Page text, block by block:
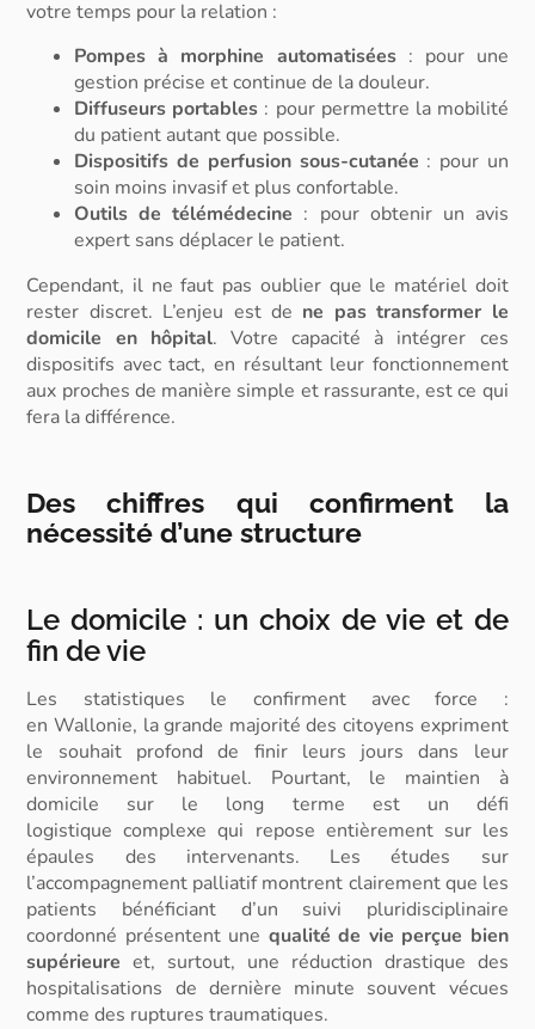
votre temps pour la relation :
Pompes à morphine automatisées: pour une
gestion précise et continue de la douleur.
Diffuseurs portables : pour permettre la mobilité
du patient autant que possible.
Dispositifs de perfusion sous-cutanée : pour un
soin moins invasif et plus confortable.
Outils de télémédecine : pour obtenir un avis
expert sans déplacer le patient.
Cependant, il ne faut pas oublier que le matériel doit
rester discret. L’enjeu est de ne pas transformer le
domicile en hôpital. Votre capacité à intégrer ces
dispositifs avec tact, en résultant leur fonctionnement
aux proches de manière simple et rassurante, est ce qui
fera la différence.
Des chiffres qui confirment la
nécessité d’une structure
Le domicile : un choix de vie et de
fin de vie
Les statistiques le confirment avec force :
enWallonie, la grande majorité des citoyens expriment
le souhait profond de finir leurs jours dans leur
environnement habituel. Pourtant, le maintien à
domicile sur le long terme est un défi
logistiquecomplexe qui repose entièrement sur les
épaules des intervenants. Les études sur
l’accompagnement palliatif montrent clairement que les
patients bénéficiant d’un suivi pluridisciplinaire
coordonné présentent une qualité de vie perçue bien
supérieure et, surtout, une réduction drastique des
hospitalisations de dernière minute souvent vécues
comme des ruptures traumatiques.